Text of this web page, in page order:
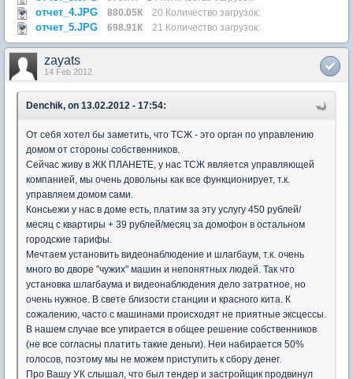
отчет_4.JPG 880.05К 20 Количество загрузок:
отчет_5.JPG 698.91К 21 Количество загрузок:
zayats
14 Feb 2012
Denchik, on 13.02.2012 - 17:54:
От себя хотел бы заметить, что ТСЖ - это орган по управлению
домом от стороны собственников.
Сейчас живу в ЖК ПЛАНЕТЕ, у нас ТСЖ является управляющей
компанией, мы очень довольны как все функционирует, т.к.
управляем домом сами.
Консьежи у нас в доме есть, платим за эту услугу 450 рублей/
месяц с квартиры + 39 рублей/месяц за домофон в остальном
городские тарифы.
Мечтаем установить видеонаблюдение и шлагбаум, т.к. очень
много во дворе "чужих" машин и непонятных людей. Так что
установка шлагбаума и видеонаблюдения дело затратное, но
очень нужное. В свете близости станции и красного кита. К
сожалению, часто с машинами происходят не приятные эксцессы.
В нашем случае все упирается в общее решение собственников
(не все согласны платить такие деньги). Неи набирается 50%
голосов, поэтому мы не можем приступить к сбору денег.
Про Вашу УК слышал, что был тендер и застройщик продвинул